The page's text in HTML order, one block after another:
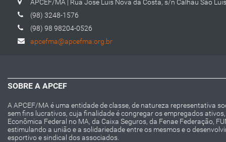
APCEF/MA | Rua José Luís Nova da Costa, s/n Calhau São
(98) 3248-1576
(98) 98 98204-0526
apcefma@apcefma.org.br
SOBRE A APCEF
A APCEF/MA é uma entidade de classe, de natureza representativa
sem fins lucrativos, cuja finalidade é congregar os empregados
Econômica Federal no MA, da Caixa Seguros, da Fenae Federação,
estimulando a união e a solidariedade entre os mesmos e o
esportivo e sindical dos associados.